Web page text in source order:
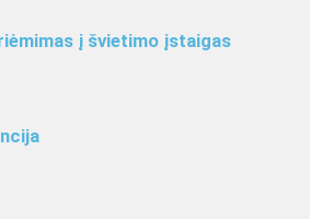
į švietimo įstaigas